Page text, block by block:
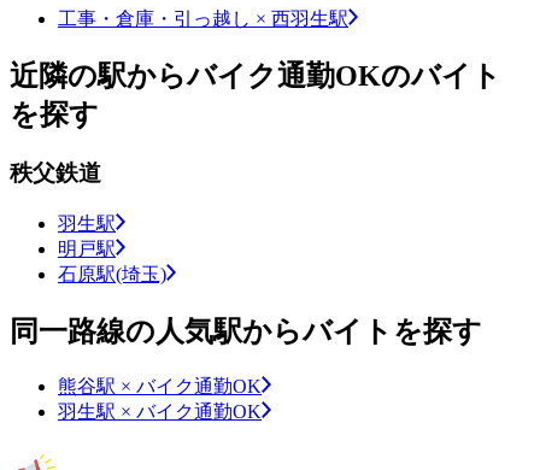
工事・倉庫・引っ越し × 西羽生駅
近隣の駅からバイク通勤OKのバイト
を探す
秩父鉄道
羽生駅
明戸駅
石原駅(埼玉)
同一路線の人気駅からバイトを探す
熊谷駅 × バイク通勤OK
羽生駅 × バイク通勤OK